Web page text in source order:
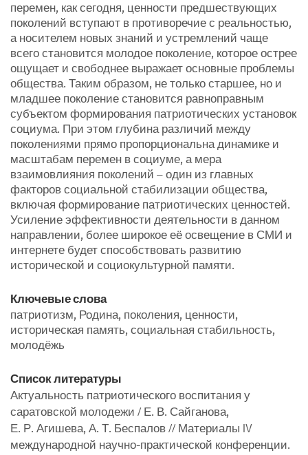
перемен, как сегодня, ценности предшествующих
поколений вступают в противоречие с реальностью,
а носителем новых знаний и устремлений чаще
всего становится молодое поколение, которое острее
ощущает и свободнее выражает основные проблемы
общества. Таким образом, не только старшее, но и
младшее поколение становится равноправным
субъектом формирования патриотических установок
социума. При этом глубина различий между
поколениями прямо пропорциональна динамике и
масштабам перемен в социуме, а мера
взаимовлияния поколений – один из главных
факторов социальной стабилизации общества,
включая формирование патриотических ценностей.
Усиление эффективности деятельности в данном
направлении, более широкое её освещение в СМИ и
интернете будет способствовать развитию
исторической и социокультурной памяти.
Ключевые слова
патриотизм, Родина, поколения, ценности,
историческая память, социальная стабильность,
молодёжь
Список литературы
Актуальность патриотического воспитания у
саратовской молодежи / Е. В. Сайганова,
Е. Р. Агишева, А. Т. Беспалов // Материалы IV
международной научно-практической конференции.